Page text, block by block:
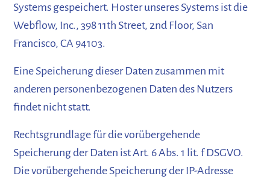
Systems gespeichert. Hoster unseres Systems ist die
Webflow, Inc., 398 11th Street, 2nd Floor, San
Francisco, CA 94103.
Eine Speicherung dieser Daten zusammen mit
anderen personenbezogenen Daten des Nutzers
findet nicht statt.
Rechtsgrundlage für die vorübergehende
Speicherung der Daten ist Art. 6 Abs. 1 lit. f DSGVO.
Die vorübergehende Speicherung der IP-Adresse